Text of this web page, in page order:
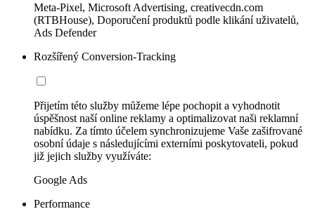
Meta-Pixel, Microsoft Advertising, creativecdn.com
(RTBHouse), Doporučení produktů podle klikání uživatelů,
Ads Defender
Rozšířený Conversion-Tracking
Přijetím této služby můžeme lépe pochopit a vyhodnotit
úspěšnost naší online reklamy a optimalizovat naši reklamní
nabídku. Za tímto účelem synchronizujeme Vaše zašifrované
osobní údaje s následujícími externími poskytovateli, pokud
již jejich služby využíváte:
Google Ads
Performance